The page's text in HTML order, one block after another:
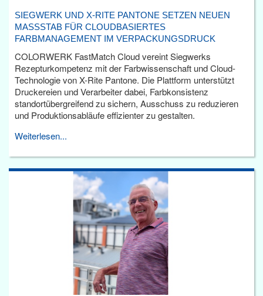
SIEGWERK UND X-RITE PANTONE SETZEN NEUEN
MASSSTAB FÜR CLOUDBASIERTES F
ARBMANAGEMENT IM VERPACKUNGSDRUCK
COLORWERK FastMatch Cloud vereint Siegwerks
Rezepturkompetenz mit der Farbwissenschaft und Cloud-
Technologie von X-Rite Pantone. Die Plattform unterstützt
Druckereien und Verarbeiter dabei, Farbkonsistenz
standortübergreifend zu sichern, Ausschuss zu reduzieren
und Produktionsabläufe effizienter zu gestalten.
Weiterlesen...